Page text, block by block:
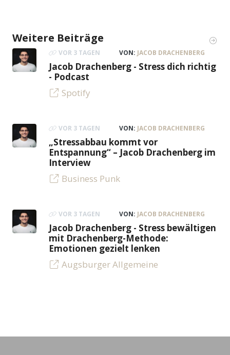
Weitere Beiträge
VOR 3 TAGEN VON: JACOB DRACHENBERG
Jacob Drachenberg - Stress dich richtig
- Podcast
Spotify
VOR 3 TAGEN VON: JACOB DRACHENBERG
„Stressabbau kommt vor
Entspannung“ – Jacob Drachenberg im
Interview
Business Punk
VOR 3 TAGEN VON: JACOB DRACHENBERG
Jacob Drachenberg - Stress bewältigen
mit Drachenberg-Methode:
Emotionen gezielt lenken
Augsburger Allgemeine